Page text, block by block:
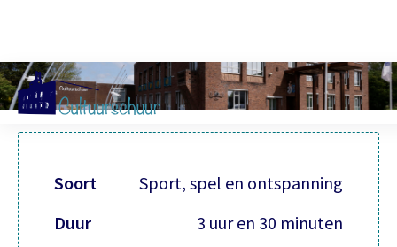
Soort
Sport, spel en ontspanning
Duur
3 uur en 30 minuten